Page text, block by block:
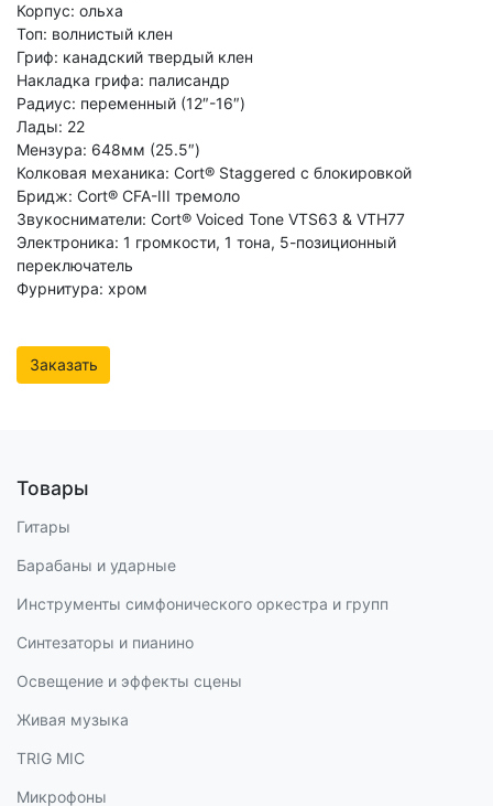
Корпус: ольха
Топ: волнистый клен
Гриф: канадский твердый клен
Накладка грифа: палисандр
Радиус: переменный (12″-16″)
Лады: 22
Мензура: 648мм (25.5″)
Колковая механика: Cort® Staggered с блокировкой
Бридж: Cort® CFA-III тремоло
Звукосниматели: Cort® Voiced Tone VTS63 & VTH77
Электроника: 1 громкости, 1 тона, 5-позиционный
переключатель
Фурнитура: хром
Заказать
Товары
Гитары
Барабаны и ударные
Инструменты симфонического оркестра и групп
Синтезаторы и пианино
Освещение и эффекты сцены
Живая музыка
TRIG MIC
Микрофоны